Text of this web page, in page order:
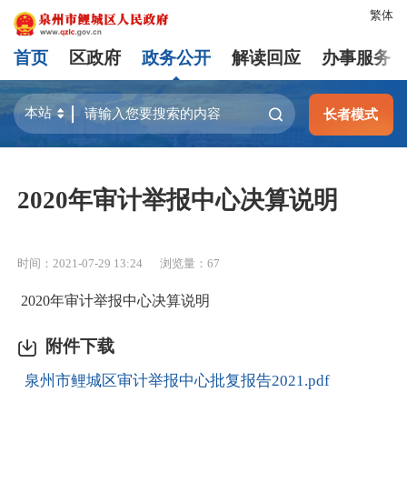
繁体
首页 区政府 政务公开 解读回应 办事服务
长者模式
2020年审计举报中心决算说明
时间：2021-07-29 13:24 浏览量： 67
2020年审计举报中心决算说明
附件下载
泉州市鲤城区审计举报中心批复报告2021.pdf